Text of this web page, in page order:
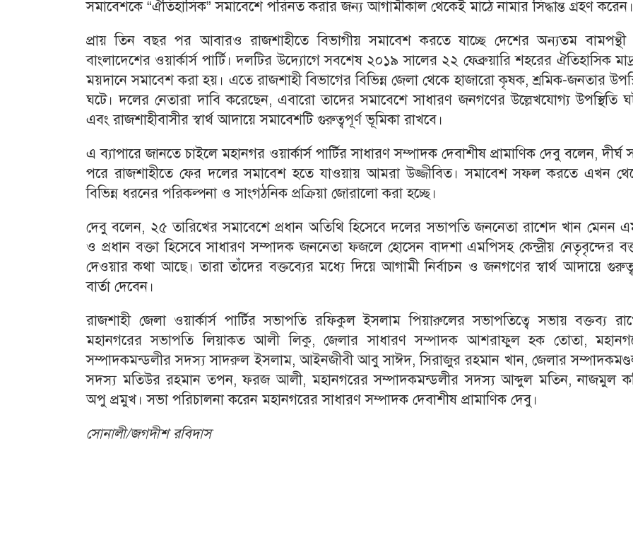
সমাবেশকে “ঐতিহাসিক” সমাবেশে পরিনত করার জন্য আগামীকাল থেকেই মাঠে নামার সিদ্ধান্ত গ্রহণ করেন।
প্রায় তিন বছর পর আবারও রাজশাহীতে বিভাগীয় সমাবেশ করতে যাচ্ছে দেশের অন্যতম
বাংলাদেশের ওয়ার্কার্স পার্টি। দলটির উদ্যোগে সবশেষ ২০১৯ সালের ২২ ফেব্রুয়ারি শহরের ঐতিহাসিক
ময়দানে সমাবেশ করা হয়। এতে রাজশাহী বিভাগের বিভিন্ন জেলা থেকে হাজারো কৃষক, শ্রমিক-জনতার
ঘটে। দলের নেতারা দাবি করেছেন, এবারো তাদের সমাবেশে সাধারণ জনগণের উল্লেখযোগ্য উপস্থিতি
এবং রাজশাহীবাসীর স্বার্থ আদায়ে সমাবেশটি গুরুত্বপূর্ণ ভূমিকা রাখবে।
এ ব্যাপারে জানতে চাইলে মহানগর ওয়ার্কার্স পার্টির সাধারণ সম্পাদক দেবাশীষ প্রামাণিক দেবু বলেন, দীর্ঘ
পরে রাজশাহীতে ফের দলের সমাবেশ হতে যাওয়ায় আমরা উজ্জীবিত। সমাবেশ সফল করতে এখন
বিভিন্ন ধরনের পরিকল্পনা ও সাংগঠনিক প্রক্রিয়া জোরালো করা হচ্ছে।
দেবু বলেন, ২৫ তারিখের সমাবেশে প্রধান অতিথি হিসেবে দলের সভাপতি জননেতা রাশেদ খান মেনন
ও প্রধান বক্তা হিসেবে সাধারণ সম্পাদক জননেতা ফজলে হোসেন বাদশা এমপিসহ কেন্দ্রীয় নেতৃবৃন্দের
দেওয়ার কথা আছে। তারা তাঁদের বক্তব্যের মধ্যে দিয়ে আগামী নির্বাচন ও জনগণের স্বার্থ আদায়ে
বার্তা দেবেন।
রাজশাহী জেলা ওয়ার্কার্স পার্টির সভাপতি রফিকুল ইসলাম পিয়ারুলের সভাপতিত্বে সভায় বক্তব্য
মহানগরের সভাপতি লিয়াকত আলী লিকু, জেলার সাধারণ সম্পাদক আশরাফুল হক তোতা,
সম্পাদকমন্ডলীর সদস্য সাদরুল ইসলাম, আইনজীবী আবু সাঈদ, সিরাজুর রহমান খান, জেলার
সদস্য মতিউর রহমান তপন, ফরজ আলী, মহানগরের সম্পাদকমন্ডলীর সদস্য আব্দুল মতিন, নাজমুল
অপু প্রমুখ। সভা পরিচালনা করেন মহানগরের সাধারণ সম্পাদক দেবাশীষ প্রামাণিক দেবু।
সোনালী/জগদীশ রবিদাস